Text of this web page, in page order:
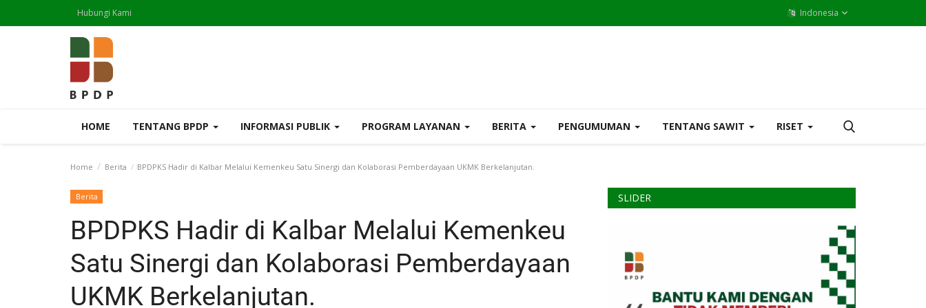
Hubungi Kami Indonesia
HOME TENTANG BPDP INFORMASI PUBLIK PROGRAM LAYANAN BERITA PENGUMUMAN TENTANG SAWIT RISET
Home Berita BPDPKS Hadir di Kalbar Melalui Kemenkeu Satu Sinergi dan Kolaborasi Pemberdayaan UKMK Berkelanjutan.
Berita
BPDPKS Hadir di Kalbar Melalui Kemenkeu
Satu Sinergi dan Kolaborasi Pemberdayaan
UKMK Berkelanjutan.
SLIDER